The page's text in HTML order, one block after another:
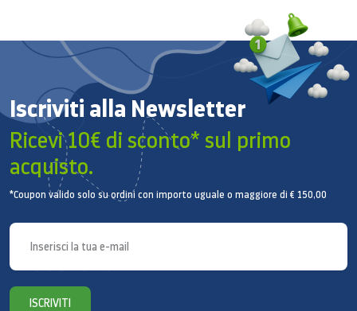
Iscriviti alla Newsletter
Ricevi 10€ di sconto* sul primo
acquisto.
*Coupon valido solo su ordini con importo uguale o maggiore di € 150,00
ISCRIVITI